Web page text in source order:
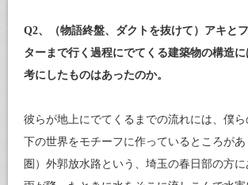
Q2、（物語終盤、ダクトを抜けて）アキと
ターまで行く過程にでてくる建築物の構造
考にしたものはあったのか。
彼らが地上にでてくるまでの流れには、僕
下の世界をモチーフに作っているところが
圏）外郭放水路という、埼玉の春日部の方